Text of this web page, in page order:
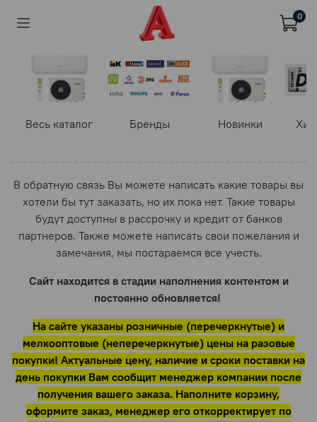
0
Весь каталог Бренды Новинки
В обратную связь Вы можете написать какие товары вы
хотели бы тут заказать, но их пока нет. Такие товары
будут доступны в рассрочку и кредит от банков
партнеров. Также можете написать свои пожелания и
замечания, мы постараемся все учесть.
Сайт находится в стадии наполнения контентом и
постоянно обновляется!
На сайте указаны розничные (перечеркнутые) и
мелкооптовые (неперечеркнутые) цены на разовые
покупки! Актуальные цену, наличие и сроки поставки на
день покупки Вам сообщит менеджер компании после
получения вашего заказа. Наполните корзину,
оформите заказ, менеджер его откорректирует по